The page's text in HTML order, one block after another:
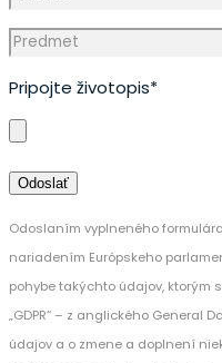
Pripojte životopis*
Odoslaním vyplneného
nariadením Európskeho
pohybe takýchto údajov, ktorým
„GDPR“ – z anglického General
údajov a o zmene a doplnení